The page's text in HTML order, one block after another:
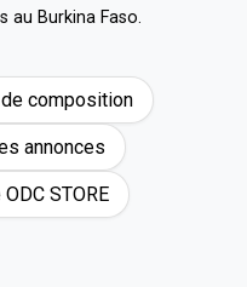
au Burkina Faso.
composition
annonces
STORE